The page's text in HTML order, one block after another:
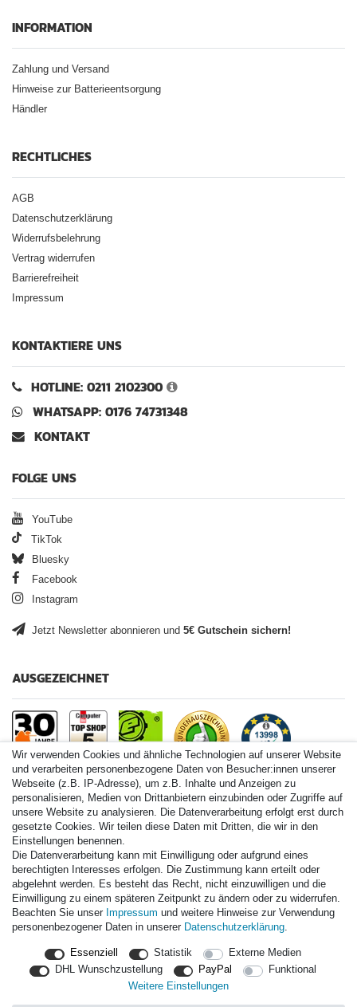
INFORMATION
Zahlung und Versand
Hinweise zur Batterieentsorgung
Händler
RECHTLICHES
AGB
Datenschutzerklärung
Widerrufsbelehrung
Vertrag widerrufen
Barrierefreiheit
Impressum
KONTAKTIERE UNS
HOTLINE: 0211 2102300
WHATSAPP: 0176 74731348
KONTAKT
FOLGE UNS
YouTube
TikTok
Bluesky
Facebook
Instagram
Jetzt Newsletter abonnieren und 5€ Gutschein sichern!
AUSGEZEICHNET
Paintball.de World
Paintball Shop International
Spares Shop North America
* Alle Preise inkl. ges. MwSt. zzgl. Versandkosten
Zahlungsarten
Versand
Durchschnittliche Bewertung von paintball.debei Trustami:
13.998
Bewertungen
Bewertungsgrundlage des Anbieters: 3 Verkaufs- und 3
Wir verwenden Cookies und ähnliche Technologien auf unserer Website
und verarbeiten personenbezogene Daten von Besucher:innen unserer
Webseite (z.B. IP-Adresse), um z.B. Inhalte und Anzeigen zu
personalisieren, Medien von Drittanbietern einzubinden oder Zugriffe auf
unsere Website zu analysieren. Die Datenverarbeitung erfolgt erst durch
gesetzte Cookies. Wir teilen diese Daten mit Dritten, die wir in den
Einstellungen benennen.
Die Datenverarbeitung kann mit Einwilligung oder aufgrund eines
berechtigten Interesses erfolgen. Die Zustimmung kann erteilt oder
abgelehnt werden. Es besteht das Recht, nicht einzuwilligen und die
Einwilligung zu einem späteren Zeitpunkt zu ändern oder zu widerrufen.
Beachten Sie unser Impressum und weitere Hinweise zur Verwendung
personenbezogener Daten in unserer Daten­schutz­erklärung.
Essenziell Statistik
Externe Medien
DHL Wunschzustellung
PayPal
Funktional
Weitere Einstellungen